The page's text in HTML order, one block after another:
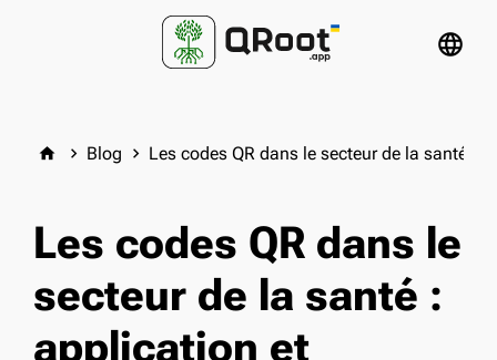
language
home keyboard_arrow_right Blog keyboard_arrow_right Les codes QR dans le secteur de la santé :
Les codes QR dans le
secteur de la santé :
application et